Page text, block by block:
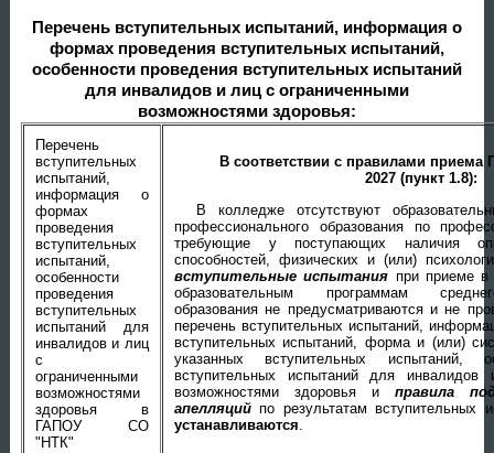
Перечень вступительных испытаний, информация о
формах проведения вступительных испытаний,
особенности проведения вступительных испытаний
для инвалидов и лиц с ограниченными
возможностями здоровья:
Перечень
вступительных
испытаний,
информация о
формах
проведения
вступительных
испытаний,
особенности
проведения
вступительных
испытаний для
инвалидов и лиц
с
ограниченными
возможностями
здоровья в
ГАПОУ СО
"НТК"
В соответствии с правилами
2027 (пункт 1.8):
В колледже отсутствуют
профессионального образования по
требующие у поступающих наличия
способностей, физических и (или)
вступительные испытания при приеме
образовательным программам
образования не предусматриваются и не
перечень вступительных испытаний,
вступительных испытаний, форма и (или)
указанных вступительных испытаний,
вступительных испытаний для
возможностями здоровья и правила
апелляцийпо результатам вступительных
устанавливаются